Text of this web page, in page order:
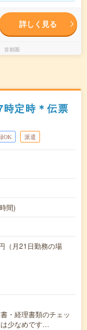
詳しく見る
首都圏
時定時＊伝票
OK 派遣
間)
（月21日勤務の場
・経理書類のチェッ
は少なめです…